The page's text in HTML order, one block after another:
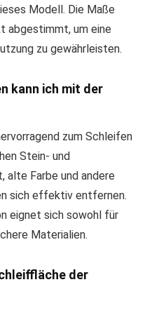
Modell. Die Maße
abgestimmt, um eine
zu gewährleisten.
kann ich mit der
zum Schleifen
Stein- und
alte Farbe und andere
sich effektiv entfernen.
eignet sich sowohl für
Materialien.
der